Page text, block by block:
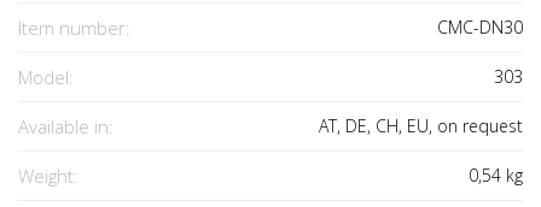
Item number: CMC-DN30
Model: 303
Available in: AT, DE, CH, EU, on request
Weight: 0,54 kg